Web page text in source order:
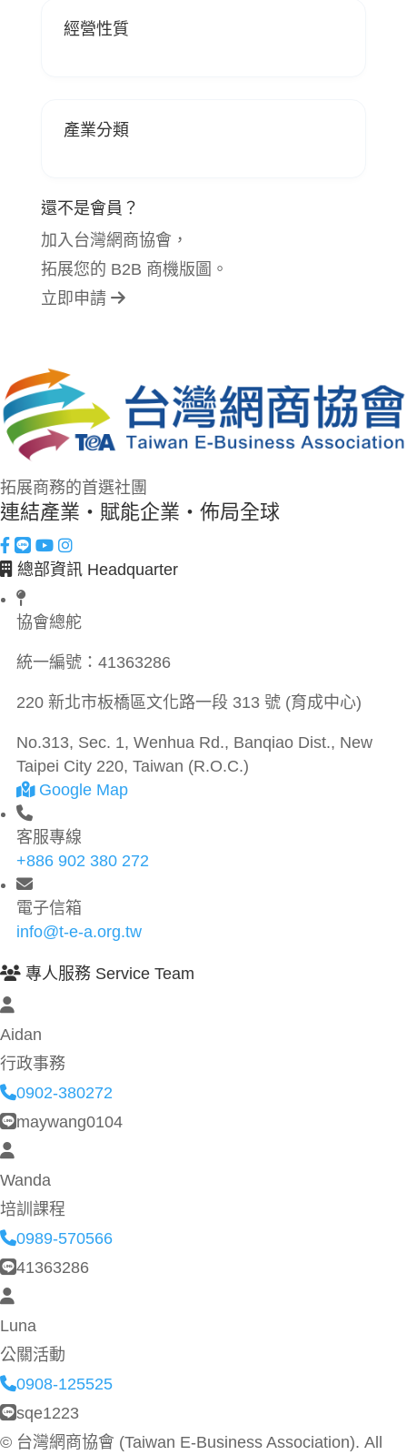
經營性質
產業分類
還不是會員？
加入台灣網商協會，
拓展您的 B2B 商機版圖。
立即申請
拓展商務的首選社團
連結產業・賦能企業・佈局全球
總部資訊 Headquarter
協會總舵
統一編號： 41363286
220 新北市板橋區文化路一段 313 號 (育成中心)
No.313, Sec. 1, Wenhua Rd., Banqiao Dist., New
Taipei City 220, Taiwan (R.O.C.)
Google Map
客服專線
+886 902 380 272
電子信箱
info@t-e-a.org.tw
專人服務 Service Team
Aidan
行政事務
0902-380272
maywang0104
Wanda
培訓課程
0989-570566
41363286
Luna
公關活動
0908-125525
sqe1223
© 台灣網商協會 (Taiwan E-Business Association). All